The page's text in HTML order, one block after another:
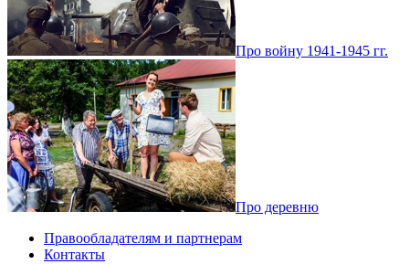
Про войну 1941-1945 гг.
Про деревню
Правообладателям и партнерам
Контакты